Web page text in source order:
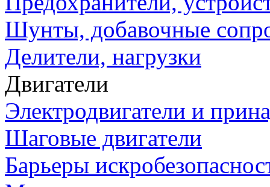
Шунты, добавочные
Делители, нагрузки
Двигатели
Электродвигатели и
Шаговые двигатели
Барьеры